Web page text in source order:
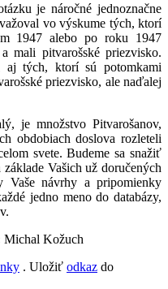
je náročné jednoznačne
vo výskume tých, ktorí
1947 alebo po roku 1947
mali pitvarošské priezvisko.
aj tých, ktorí sú potomkami
priezvisko, ale naďalej
je množstvo Pitvarošanov,
obdobiach doslova rozleteli
svete. Budeme sa snažiť
Vašich už doručených
Vaše návrhy a pripomienky
jedno meno do databázy,
Michal Kožuch
. Uložiť odkaz do